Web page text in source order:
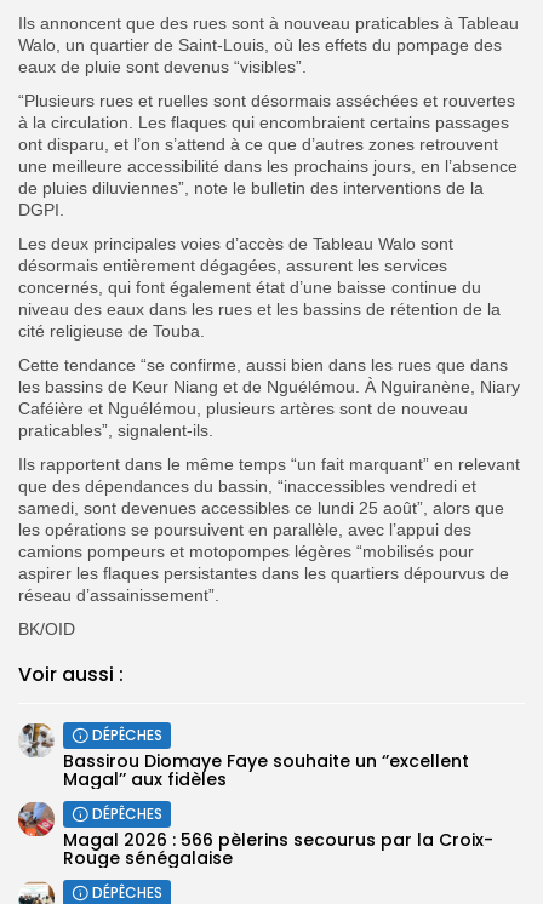
Ils annoncent que des rues sont à nouveau praticables à Tableau
Walo, un quartier de Saint-Louis, où les effets du pompage des
eaux de pluie sont devenus “visibles”.
“Plusieurs rues et ruelles sont désormais asséchées et rouvertes
à la circulation. Les flaques qui encombraient certains passages
ont disparu, et l’on s’attend à ce que d’autres zones retrouvent
une meilleure accessibilité dans les prochains jours, en l’absence
de pluies diluviennes”, note le bulletin des interventions de la
DGPI.
Les deux principales voies d’accès de Tableau Walo sont
désormais entièrement dégagées, assurent les services
concernés, qui font également état d’une baisse continue du
niveau des eaux dans les rues et les bassins de rétention de la
cité religieuse de Touba.
Cette tendance “se confirme, aussi bien dans les rues que dans
les bassins de Keur Niang et de Nguélémou. À Nguiranène, Niary
Caféière et Nguélémou, plusieurs artères sont de nouveau
praticables”, signalent-ils.
Ils rapportent dans le même temps “un fait marquant” en relevant
que des dépendances du bassin, “inaccessibles vendredi et
samedi, sont devenues accessibles ce lundi 25 août”, alors que
les opérations se poursuivent en parallèle, avec l’appui des
camions pompeurs et motopompes légères “mobilisés pour
aspirer les flaques persistantes dans les quartiers dépourvus de
réseau d’assainissement”.
BK/OID
Voir aussi :
DÉPÊCHES
Bassirou Diomaye Faye souhaite un ‘’excellent
Magal’’ aux fidèles
DÉPÊCHES
Magal 2026 : 566 pèlerins secourus par la Croix-
Rouge sénégalaise
DÉPÊCHES